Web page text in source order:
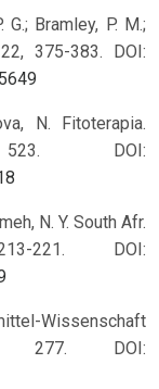
Bramley, P. M.;
375-383. DOI:
N. Fitoterapia.
523. DOI:
N. Y. South Afr.
221. DOI:
Wissenschaft
277. DOI: